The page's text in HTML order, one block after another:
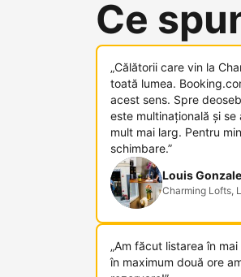
Ce
„Călătorii care vin la
toată lumea.
acest sens. Spre
este multinațională și
mult mai larg. Pentru
schimbare.”
Louis
Charming Lofts,
„Am făcut listarea în
în maximum două ore